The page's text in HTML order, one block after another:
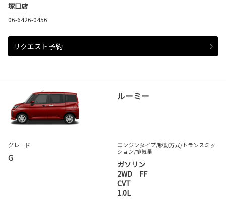
塚口店
06-6426-0456
リクエスト予約
ルーミー
グレード
G
エンジンタイプ/駆動方式/トランスミッ
ション/排気量
ガソリン
2WD FF
CVT
1.0L